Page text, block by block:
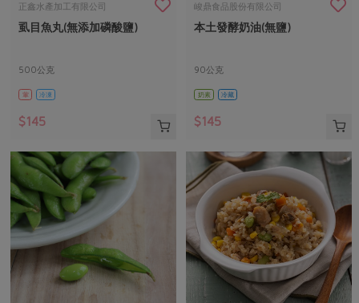
正鑫水產加工有限公司
虱目魚丸(無添加磷酸鹽)
500公克
葷 冷凍
$145
峻鼎食品股份有限公司
本土發酵奶油(無鹽)
90公克
奶素 冷藏
$145